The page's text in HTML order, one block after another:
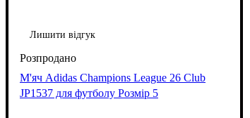
Лишити відгук
М'яч Adidas Champions League 26 Club
JP1537 для футболу Розмір 5